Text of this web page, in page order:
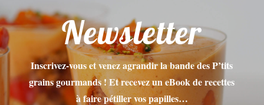
Newsletter
Inscrivez-vous et venez agrandir la bande des P’tits
grains gourmands ! Et recevez un eBook de recettes
à faire pétiller vos papilles…